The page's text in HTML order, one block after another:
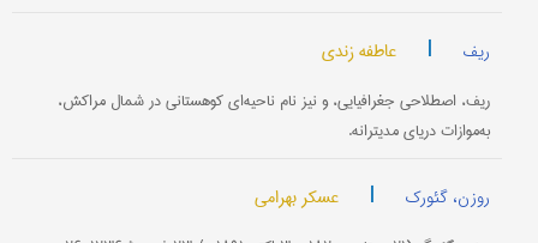
ریف | عاطفه زندی
ریف، اصطلاحی جغرافیایی، و نیز نام ناحیه‌ای کوهستانی در شمال مراکش،
به‌موازات دریای مدیترانه.
روزن، گئورک | عسکر بهرامی